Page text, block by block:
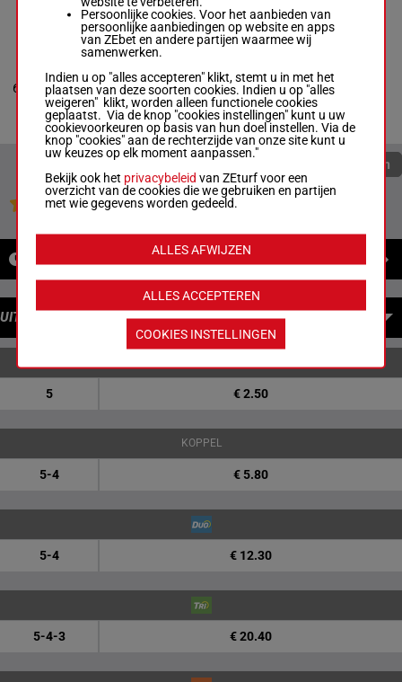
2p 10p 13p
6
De Sousa S.
Johnston
Box: 3 -R/3 -
55.5 kg
5p 4p 5p
R/3 55.5
kg
5p 4p 5p 3
Quoteringen verversen
Jouw favoriete paarden
UITBETALINGEN
5 € 2.50
KOPPEL
5-4 € 5.80
5-4 € 12.30
5-4-3 € 20.40
Persoonlijke cookies. Voor het aanbieden van
persoonlijke aanbiedingen op website en apps
van ZEbet en andere partijen waarmee wij
samenwerken.
Indien u op "alles accepteren" klikt, stemt u in met het
plaatsen van deze soorten cookies. Indien u op "alles
weigeren" klikt, worden alleen functionele cookies
geplaatst. Via de knop "cookies instellingen" kunt u uw
cookievoorkeuren op basis van hun doel instellen. Via de
knop "cookies" aan de rechterzijde van onze site kunt u
uw keuzes op elk moment aanpassen."
Bekijk ook het privacybeleid van ZEturf voor een
overzicht van de cookies die we gebruiken en partijen
met wie gegevens worden gedeeld.
ALLES ACCEPTEREN
ALLES AFWIJZEN
COOKIES INSTELLINGEN